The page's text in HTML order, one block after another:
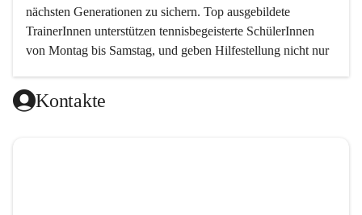
nächsten Generationen zu sichern. Top ausgebildete
TrainerInnen unterstützen tennisbegeisterte SchülerInnen
von Montag bis Samstag, und geben Hilfestellung nicht nur
Da das taktische Element im Tennis von sehr vielen
Kontakte